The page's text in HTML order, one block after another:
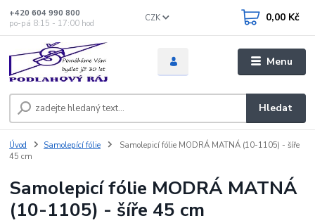
Menu
CZK
Hledat
+420 604 990 800
po-pá 8:15 - 17:00 hod
0,00 Kč
Úvod Samolepící fólie
Samolepicí fólie MODRÁ MATNÁ (10-1105) - šíře
45 cm
Samolepicí fólie MODRÁ MATNÁ
(10-1105) - šíře 45 cm